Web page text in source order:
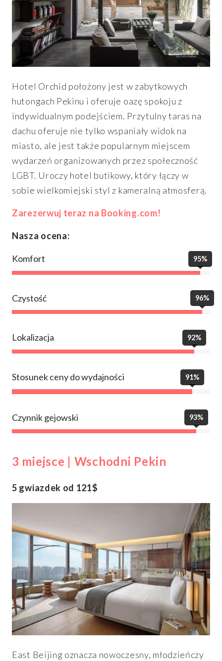
Hotel Orchid położony jest w zabytkowych
hutongach Pekinu i oferuje oazę spokoju z
indywidualnym podejściem. Przytulny taras na
dachu oferuje nie tylko wspaniały widok na
miasto, ale jest także popularnym miejscem
wydarzeń organizowanych przez społeczność
LGBT. Uroczy hotel butikowy, który łączy w
sobie wielkomiejski styl z kameralną atmosferą.
Zarezerwuj teraz na Booking.com!
Nasza ocena:
Komfort 95%
Czystość 96%
Lokalizacja 92%
Stosunek ceny do wydajności 91%
Czynnik gejowski 93%
3 miejsce | Wschodni Pekin
5 gwiazdek od 121$
East Beijing oznacza nowoczesny, młodzieńczy